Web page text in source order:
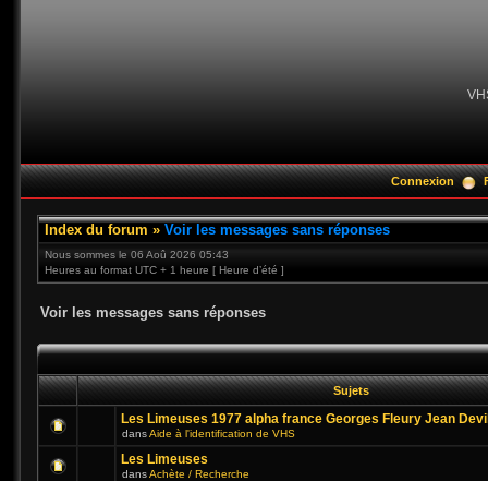
Connexion
Index du forum » Voir les messages sans réponses
Nous sommes le 06 Aoû 2026 05:43
Heures au format UTC + 1 heure [ Heure d’été ]
Voir les messages sans réponses
Sujets
Les Limeuses 1977 alpha france Georges Fleury Jean
dansAide à l'identification de VHS
Les Limeuses
dansAchète / Recherche